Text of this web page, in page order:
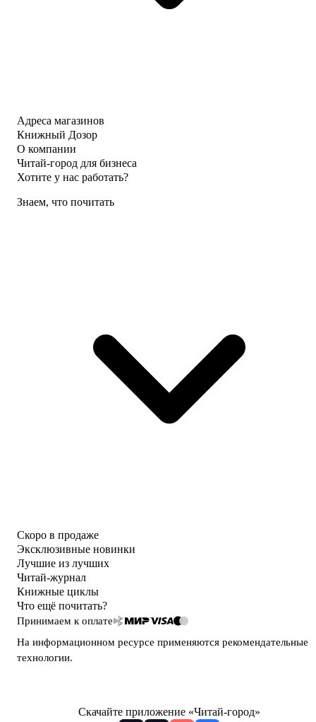
Адреса магазинов
Книжный Дозор
О компании
Читай-город для бизнеса
Хотите у нас работать?
Знаем, что почитать
Скоро в продаже
Эксклюзивные новинки
Лучшие из лучших
Читай-журнал
Книжные циклы
Что ещё почитать?
Принимаем к оплате
На информационном ресурсе применяются рекомендательные
технологии.
Скачайте приложение «Читай-город»